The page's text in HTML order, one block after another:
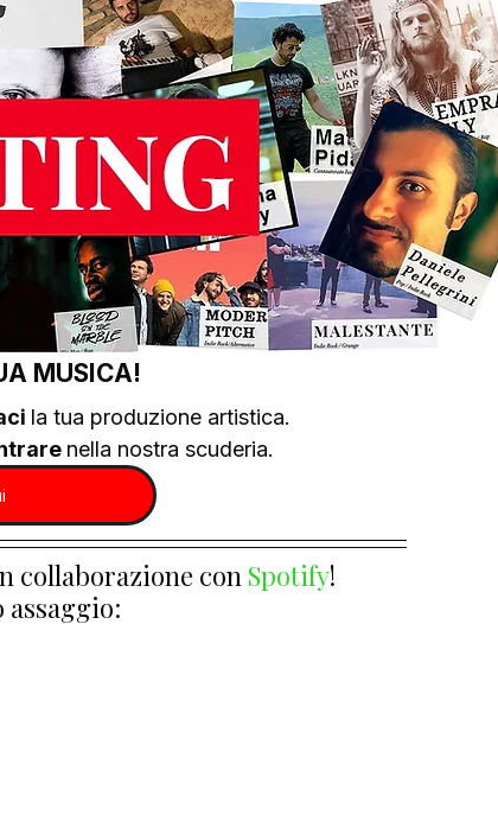
MUSICA!
la tua produzione artistica.
nella nostra scuderia.
collaborazione con Spotify!